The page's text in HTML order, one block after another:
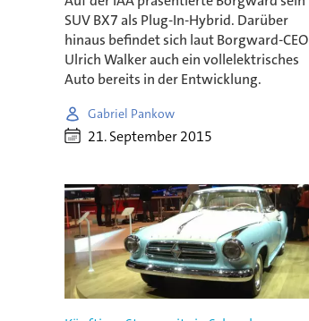
SUV BX7 als Plug-In-Hybrid. Darüber
hinaus befindet sich laut Borgward-CEO
Ulrich Walker auch ein vollelektrisches
Auto bereits in der Entwicklung.
Gabriel Pankow
21. September 2015